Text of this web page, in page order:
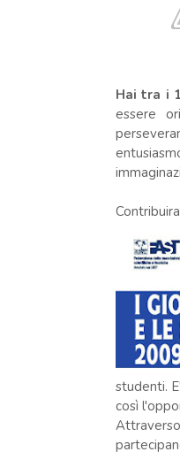
Hai tra i
essere
studenti.
così